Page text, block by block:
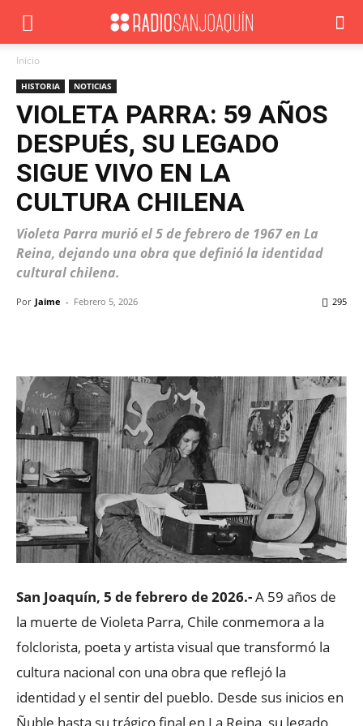
Inicio
HISTORIA NOTICIAS
VIOLETA PARRA: 59 AÑOS
DESPUÉS, SU LEGADO
SIGUE VIVO EN LA
CULTURA CHILENA
Violeta Parra murió el 5 de febrero de 1967 en La
Reina, dejando una obra que definió la identidad
cultural chilena.
Por Jaime - Febrero 5, 2026 295
San Joaquín, 5 de febrero de 2026.-A 59 años de
la muerte de Violeta Parra, Chile conmemora a la
folclorista, poeta y artista visual que transformó la
cultura nacional con una obra que reflejó la
identidad y el sentir del pueblo. Desde sus inicios en
Ñuble hasta su trágico final en La Reina, su legado